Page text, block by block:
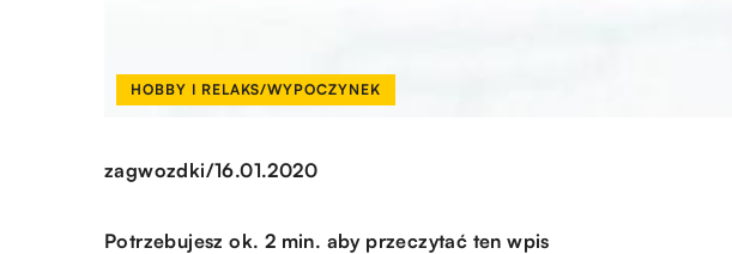
HOBBY I RELAKS/WYPOCZYNEK
zagwozdki/16.01.2020
Potrzebujesz ok. 2 min. aby przeczytać ten wpis